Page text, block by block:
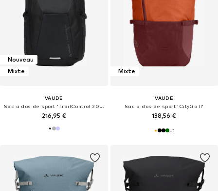
Nouveau
Mixte
VAUDE
Sac à dos de sport 'TrailControl 20+'
216,95 €
Mixte
VAUDE
Sac à dos de sport 'CityGo II'
138,56 €
+1